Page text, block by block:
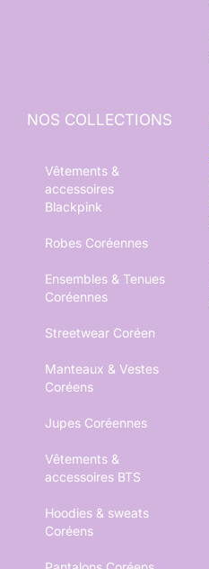
NOS COLLECTIONS
Vêtements &
accessoires
Blackpink
Robes Coréennes
Ensembles & Tenues
Coréennes
Streetwear Coréen
Manteaux & Vestes
Coréens
Jupes Coréennes
Vêtements &
accessoires BTS
Hoodies & sweats
Coréens